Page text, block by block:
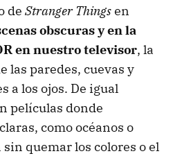
de Stranger Thingsen
obscuras y en la
en nuestro televisor, la
las paredes, cuevas y
a los ojos. De igual
películas donde
como océanos o
quemar los colores o el